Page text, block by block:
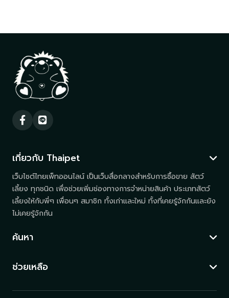
เกี่ยวกับ Thaipet
เว็บไซต์ไทยเพ็ทออนไลน์ เป็นเว็บสื่อกลางสำหรับการซื้อขาย สัตว์
เลี้ยง ทุกชนิด เพื่อช่วยเพิ่มช่องทางการจำหน่ายสินค้า ประเภทสัตว์
เลี้ยงให้กับพี่ๆ เพื่อนๆ สมาชิก ทั้งเก่าและใหม่ ทั้งที่เคยรู้จักกันและยัง
ไม่เคยรู้จักกัน
ค้นหา
ช่วยเหลือ